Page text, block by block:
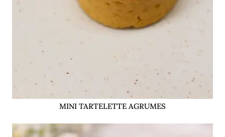
MINI TARTELETTE AGRUMES